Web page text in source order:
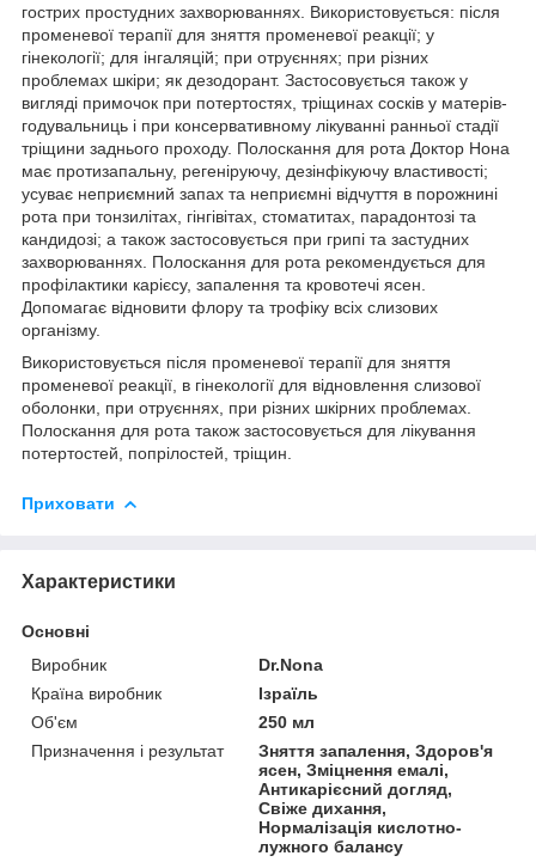
гострих простудних захворюваннях. Використовується: після
променевої терапії для зняття променевої реакції; у
гінекології; для інгаляцій; при отруєннях; при різних
проблемах шкіри; як дезодорант. Застосовується також у
вигляді примочок при потертостях, тріщинах сосків у матерів-
годувальниць і при консервативному лікуванні ранньої стадії
тріщини заднього проходу. Полоскання для рота Доктор Нона
має протизапальну, регеніруючу, дезінфікуючу властивості;
усуває неприємний запах та неприємні відчуття в порожнині
рота при тонзилітах, гінгівітах, стоматитах, парадонтозі та
кандидозі; а також застосовується при грипі та застудних
захворюваннях. Полоскання для рота рекомендується для
профілактики карієсу, запалення та кровотечі ясен.
Допомагає відновити флору та трофіку всіх слизових
організму.
Використовується після променевої терапії для зняття
променевої реакції, в гінекології для відновлення слизової
оболонки, при отруєннях, при різних шкірних проблемах.
Полоскання для рота також застосовується для лікування
потертостей, попрілостей, тріщин.
Приховати
Характеристики
Основні
Виробник
Dr.Nona
Країна виробник
Ізраїль
Об'єм
250 мл
Призначення і результат
Зняття запалення, Здоров'я
ясен, Зміцнення емалі,
Антикарієсний догляд,
Свіже дихання,
Нормалізація кислотно-
лужного балансу